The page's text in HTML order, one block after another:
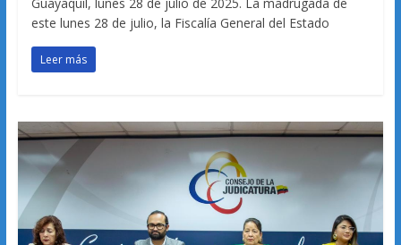
Guayaquil, lunes 28 de julio de 2025. La madrugada de
este lunes 28 de julio, la Fiscalía General del Estado
Leer más